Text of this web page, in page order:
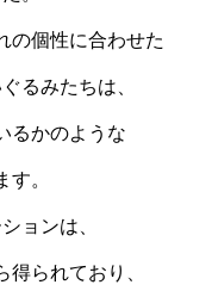
の個性に合わせた
るみたちは、
るかのような
。
ョンは、
られており、